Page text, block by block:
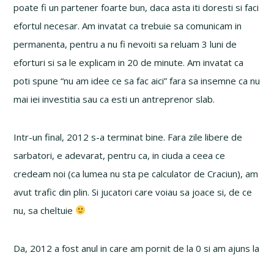
poate fi un partener foarte bun, daca asta iti doresti si faci
efortul necesar. Am invatat ca trebuie sa comunicam in
permanenta, pentru a nu fi nevoiti sa reluam 3 luni de
eforturi si sa le explicam in 20 de minute. Am invatat ca
poti spune “nu am idee ce sa fac aici” fara sa insemne ca nu
mai iei investitia sau ca esti un antreprenor slab.
Intr-un final, 2012 s-a terminat bine. Fara zile libere de
sarbatori, e adevarat, pentru ca, in ciuda a ceea ce
credeam noi (ca lumea nu sta pe calculator de Craciun), am
avut trafic din plin. Si jucatori care voiau sa joace si, de ce
nu, sa cheltuie
Da, 2012 a fost anul in care am pornit de la 0 si am ajuns la